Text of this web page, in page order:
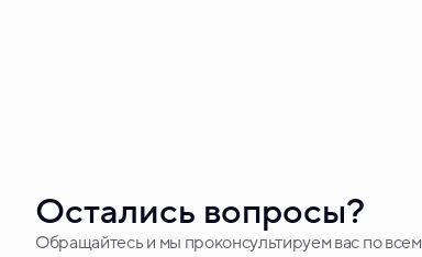
Остались вопросы?
Обращайтесь и мы проконсультируем вас по всем